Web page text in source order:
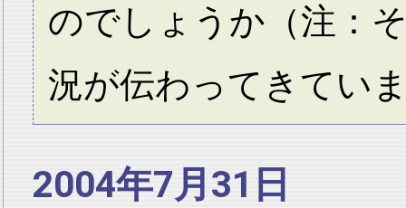
のでしょうか（注：
況が伝わってきてい
2004年7月31日